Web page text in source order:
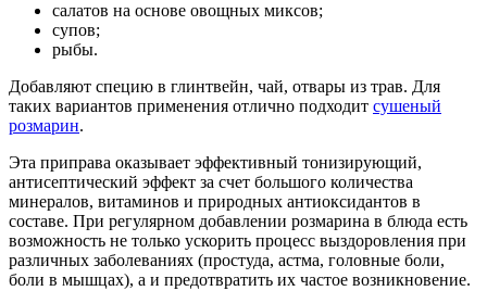
салатов на основе овощных миксов;
супов;
рыбы.
Добавляют специю в глинтвейн, чай, отвары из трав. Для
таких вариантов применения отлично подходит сушеный
розмарин.
Эта приправа оказывает эффективный тонизирующий,
антисептический эффект за счет большого количества
минералов, витаминов и природных антиоксидантов в
составе. При регулярном добавлении розмарина в блюда есть
возможность не только ускорить процесс выздоровления при
различных заболеваниях (простуда, астма, головные боли,
боли в мышцах), а и предотвратить их частое возникновение.